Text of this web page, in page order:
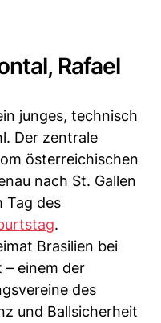
Rafael
junges, technisch
Der zentrale
österreichischen
nach St. Gallen
Tag des
.
Brasilien bei
– einem der
des
und Ballsicherheit